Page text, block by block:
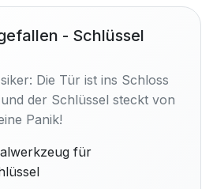
- Schlüssel
Die Tür ist ins Schloss
der Schlüssel steckt von
Panik!
für